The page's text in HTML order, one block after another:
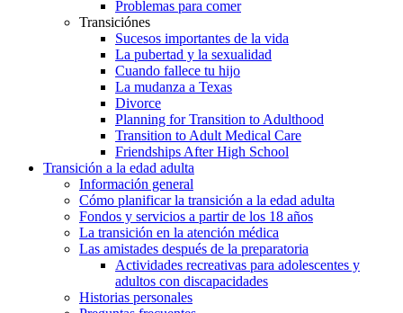
Problemas para comer
Transiciónes
Sucesos importantes de la vida
La pubertad y la sexualidad
Cuando fallece tu hijo
La mudanza a Texas
Divorce
Planning for Transition to Adulthood
Transition to Adult Medical Care
Friendships After High School
Transición a la edad adulta
Información general
Cómo planificar la transición a la edad adulta
Fondos y servicios a partir de los 18 años
La transición en la atención médica
Las amistades después de la preparatoria
Actividades recreativas para adolescentes y
adultos con discapacidades
Historias personales